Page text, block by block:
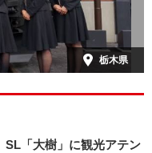
栃木県
SL「大樹」に観光アテン